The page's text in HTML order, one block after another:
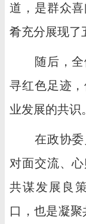
道，是群众
肴充分展现了
随后，全
寻红色足迹
业发展的共识
在政协委
对面交流、
共谋发展良
口，也是凝